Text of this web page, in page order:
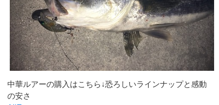
中華ルアーの購入はこちら↓恐ろしいラインナップと感動
の安さ